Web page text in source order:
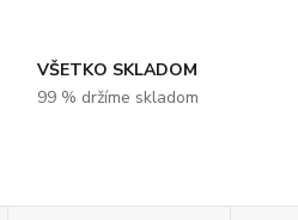
VŠETKO SKLADOM
99 % držíme skladom